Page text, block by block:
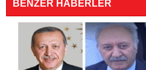
BENZER HABERLER